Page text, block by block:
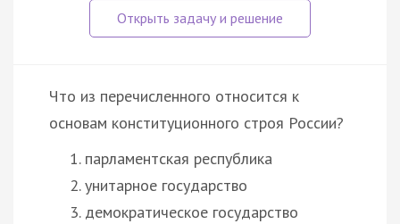
Что из перечисленного относится к
основам конституционного строя России?
парламентская республика
унитарное государство
демократическое государство